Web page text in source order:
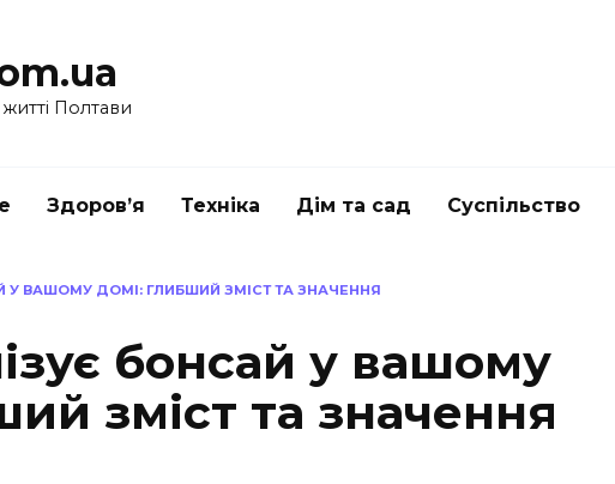
Полтави
Здоров’я Техніка Дім та сад Суспільство
ВАШОМУ ДОМІ: ГЛИБШИЙ ЗМІСТ ТА ЗНАЧЕННЯ
бонсай у вашому
зміст та значення